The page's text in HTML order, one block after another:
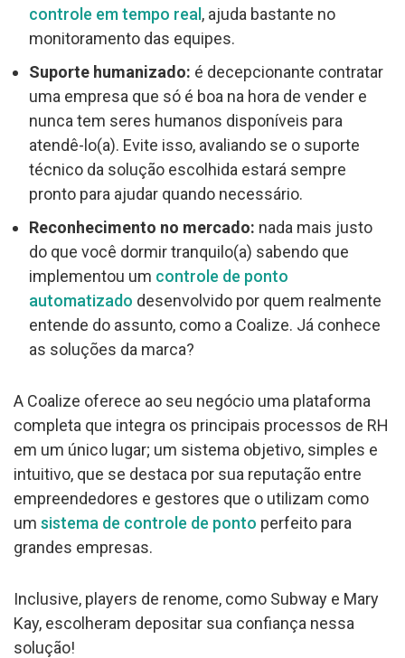
controle em tempo real , ajuda bastante no
monitoramento das equipes.
Suporte humanizado: é decepcionante contratar
uma empresa que só é boa na hora de vender e
nunca tem seres humanos disponíveis para
atendê-lo(a). Evite isso, avaliando se o suporte
técnico da solução escolhida estará sempre
pronto para ajudar quando necessário.
Reconhecimento no mercado: nada mais justo
do que você dormir tranquilo(a) sabendo que
implementou um controle de ponto
automatizado desenvolvido por quem realmente
entende do assunto, como a Coalize. Já conhece
as soluções da marca?
A Coalize oferece ao seu negócio uma plataforma
completa que integra os principais processos de RH
em um único lugar; um sistema objetivo, simples e
intuitivo, que se destaca por sua reputação entre
empreendedores e gestores que o utilizam como
um sistema de controle de ponto perfeito para
grandes empresas.
Inclusive, players de renome, como Subway e Mary
Kay, escolheram depositar sua confiança nessa
solução!